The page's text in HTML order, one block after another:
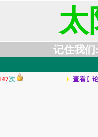
太
记住我们
次 查看〖